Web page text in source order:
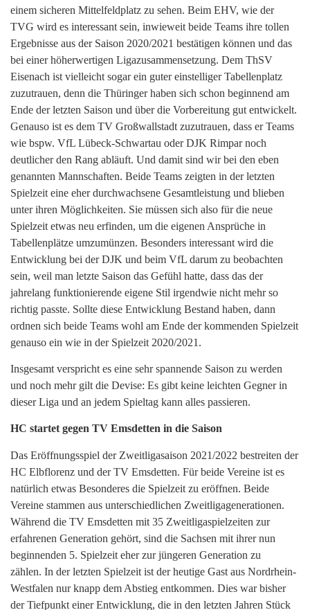
einem sicheren Mittelfeldplatz zu sehen. Beim EHV, wie der
TVG wird es interessant sein, inwieweit beide Teams ihre tollen
Ergebnisse aus der Saison 2020/2021 bestätigen können und das
bei einer höherwertigen Ligazusammensetzung. Dem ThSV
Eisenach ist vielleicht sogar ein guter einstelliger Tabellenplatz
zuzutrauen, denn die Thüringer haben sich schon beginnend am
Ende der letzten Saison und über die Vorbereitung gut entwickelt.
Genauso ist es dem TV Großwallstadt zuzutrauen, dass er Teams
wie bspw. VfL Lübeck-Schwartau oder DJK Rimpar noch
deutlicher den Rang abläuft. Und damit sind wir bei den eben
genannten Mannschaften. Beide Teams zeigten in der letzten
Spielzeit eine eher durchwachsene Gesamtleistung und blieben
unter ihren Möglichkeiten. Sie müssen sich also für die neue
Spielzeit etwas neu erfinden, um die eigenen Ansprüche in
Tabellenplätze umzumünzen. Besonders interessant wird die
Entwicklung bei der DJK und beim VfL darum zu beobachten
sein, weil man letzte Saison das Gefühl hatte, dass das der
jahrelang funktionierende eigene Stil irgendwie nicht mehr so
richtig passte. Sollte diese Entwicklung Bestand haben, dann
ordnen sich beide Teams wohl am Ende der kommenden Spielzeit
genauso ein wie in der Spielzeit 2020/2021.
Insgesamt verspricht es eine sehr spannende Saison zu werden
und noch mehr gilt die Devise: Es gibt keine leichten Gegner in
dieser Liga und an jedem Spieltag kann alles passieren.
HC startet gegen TV Emsdetten in die Saison
Das Eröffnungsspiel der Zweitligasaison 2021/2022 bestreiten der
HC Elbflorenz und der TV Emsdetten. Für beide Vereine ist es
natürlich etwas Besonderes die Spielzeit zu eröffnen. Beide
Vereine stammen aus unterschiedlichen Zweitligagenerationen.
Während die TV Emsdetten mit 35 Zweitligaspielzeiten zur
erfahrenen Generation gehört, sind die Sachsen mit ihrer nun
beginnenden 5. Spielzeit eher zur jüngeren Generation zu
zählen. In der letzten Spielzeit ist der heutige Gast aus Nordrhein-
Westfalen nur knapp dem Abstieg entkommen. Dies war bisher
der Tiefpunkt einer Entwicklung, die in den letzten Jahren Stück